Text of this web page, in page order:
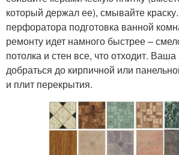
который держал ее), смывайте
перфоратора подготовка ванной
ремонту идет намного быстрее –
потолка и стен все, что отходит.
добраться до кирпичной или
и плит перекрытия.